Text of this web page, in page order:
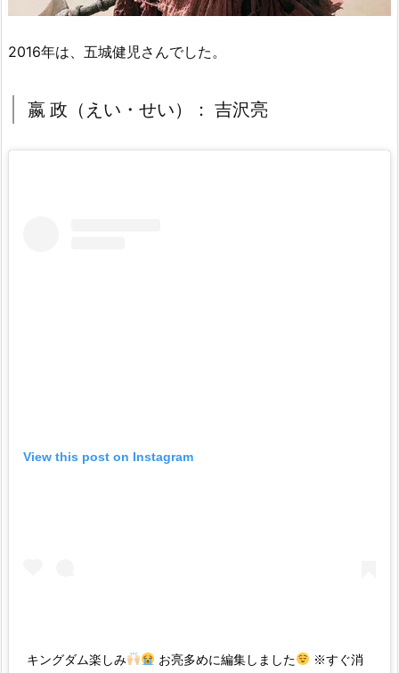
2016年は、五城健児さんでした。
嬴 政（えい・せい）： 吉沢亮
View this post on Instagram
キングダム楽しみ お亮多めに編集しました
※すぐ消